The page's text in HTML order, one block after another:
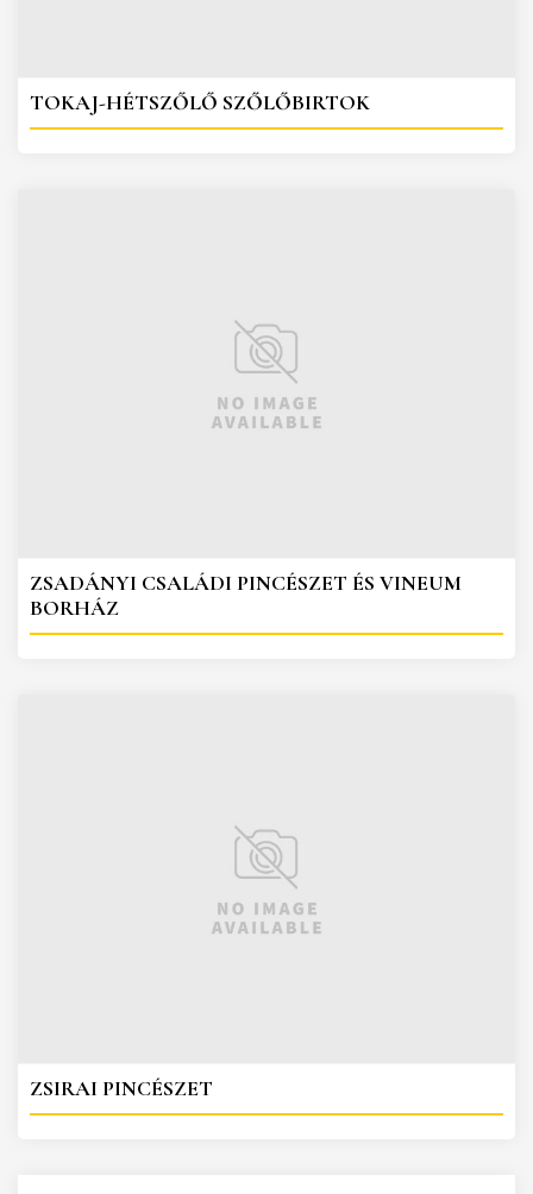
TOKAJ-HÉTSZŐLŐ SZŐLŐBIRTOK
ZSADÁNYI CSALÁDI PINCÉSZET ÉS VINEUM
BORHÁZ
ZSIRAI PINCÉSZET